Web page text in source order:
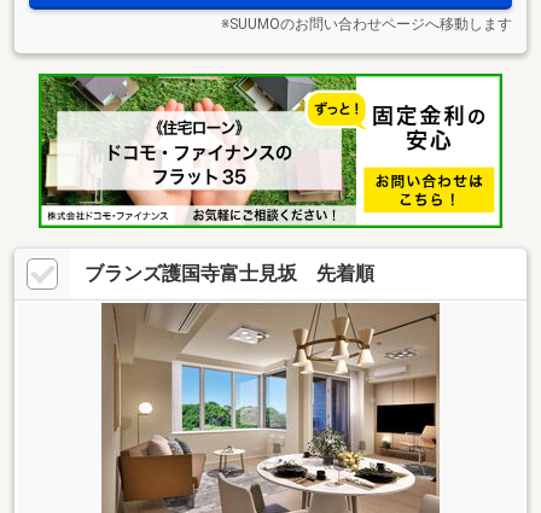
※SUUMOのお問い合わせページへ移動します
ブランズ護国寺富士見坂 先着順